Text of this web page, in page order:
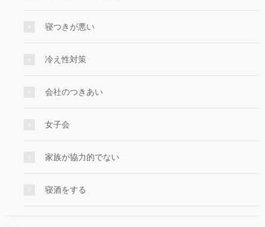
寝つきが悪い
冷え性対策
会社のつきあい
女子会
家族が協力的でない
寝酒をする